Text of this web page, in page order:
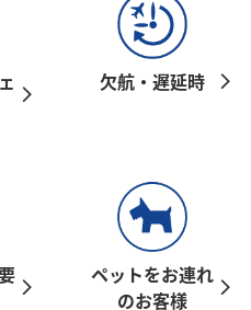
欠航・遅延時
ペットをお連れ
のお客様